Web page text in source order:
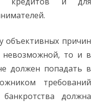
объективных причин
невозможной, то и в
должен попадать в
требований
должна